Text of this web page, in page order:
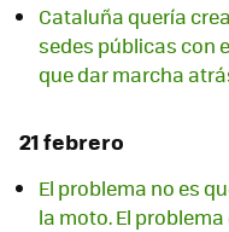
Cataluña quería
sedes públicas con
que dar marcha
21 febrero
El problema no es
la moto. El